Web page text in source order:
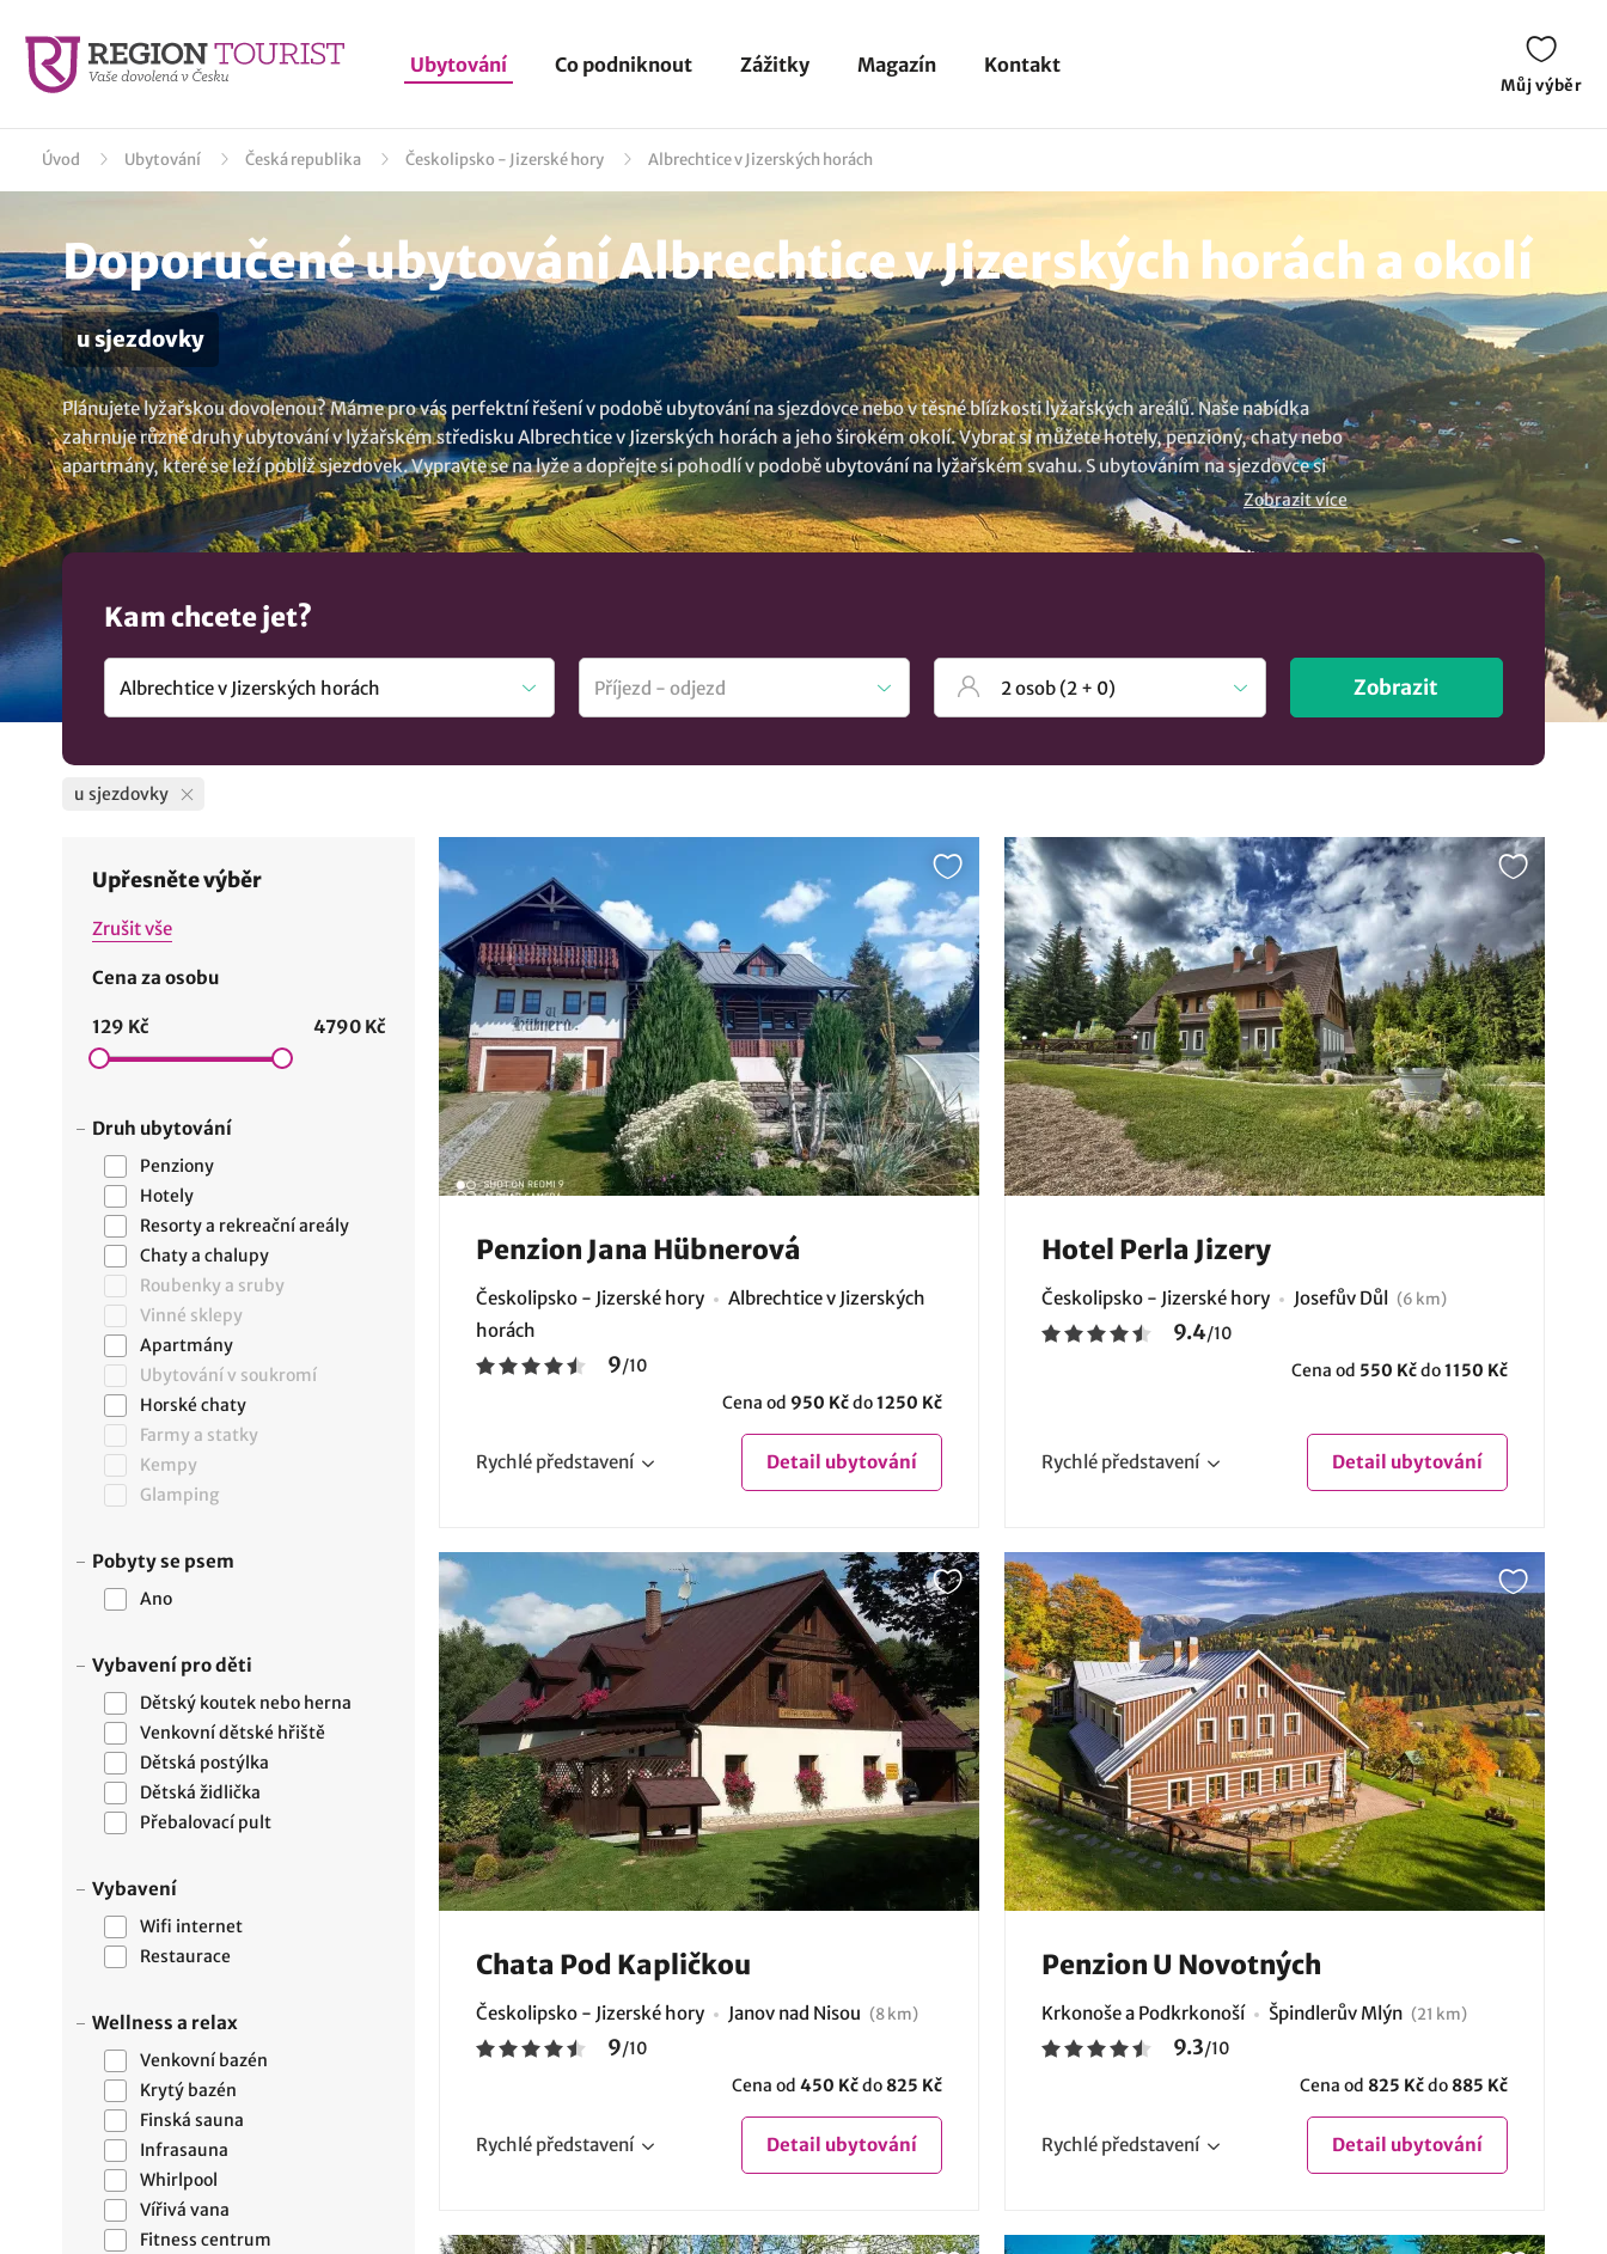
Ubytování Co podniknout Zážitky Magazín Kontakt
Můj výběr
Úvod Ubytování Česká republika Českolipsko - Jizerské hory Albrechtice v Jizerských horách
Doporučené ubytování Albrechtice v Jizerských horách a okolí
u sjezdovky
Plánujete lyžařskou dovolenou? Máme pro vás perfektní řešení v podobě ubytování na sjezdovce nebo v těsné blízkosti lyžařských areálů. Naše nabídka
zahrnuje různé druhy ubytování v lyžařském středisku Albrechtice v Jizerských horách a jeho širokém okolí. Vybrat si můžete hotely, penziony, chaty nebo
apartmány, které se leží poblíž sjezdovek. Vypravte se na lyže a dopřejte si pohodlí v podobě ubytování na lyžařském svahu. S ubytováním na sjezdovce si
užijete nezapomenutelné zimní radovánky. Nenalezli jste to pravé? Objevte další možnosti
ubytování v lokalitě Albrechtice v Jizerských horách..Zobrazit více
Kam chcete jet?
Zobrazit
u sjezdovky
Upřesněte výběr
Zrušit vše
Cena za osobu
129 Kč 4790 Kč
Druh ubytování
Penziony
Hotely
Resorty a rekreační areály
Chaty a chalupy
Roubenky a sruby
Vinné sklepy
Apartmány
Ubytování v soukromí
Horské chaty
Farmy a statky
Kempy
Glamping
Pobyty se psem
Ano
Vybavení pro děti
Dětský koutek nebo herna
Venkovní dětské hřiště
Dětská postýlka
Dětská židlička
Přebalovací pult
Vybavení
Wifi internet
Restaurace
Wellness a relax
Venkovní bazén
Krytý bazén
Finská sauna
Infrasauna
Whirlpool
Vířivá vana
Fitness centrum
Penzion Jana Hübnerová
Českolipsko - Jizerské hory
Albrechtice v Jizerských
horách
9/10
Cena od 950 Kčdo1250 Kč
Rychlé představení Detail ubytování
Hotel Perla Jizery
Českolipsko - Jizerské hory Josefův Důl (6 km)
9.4/10
Cena od 550 Kčdo1150 Kč
Rychlé představení Detail ubytování
Chata Pod Kapličkou
Českolipsko - Jizerské hory Janov nad Nisou (8 km)
9/10
Cena od 450 Kčdo 825 Kč
Rychlé představení Detail ubytování
Penzion U Novotných
Krkonoše a Podkrkonoší Špindlerův Mlýn (21 km)
9.3/10
Cena od 825 Kčdo 885 Kč
Rychlé představení Detail ubytování